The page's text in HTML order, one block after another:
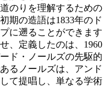
のりを理解するための
期の造語は1833年のド
に遡ることができます
、定義したのは、1960
ド・ノールズの先駆的
るノールズは、アンド
て提唱し、単なる学術